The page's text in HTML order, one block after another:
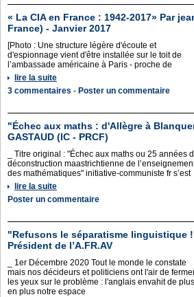
« La CIA en France : 1942-2017» Par
France) - Janvier 2017
[Photo : Une structure légère d'écoute et
d'espionnage vient d'être installée sur le toit de
l’ambassade américaine à Paris - proche de
lire la suite
3 commentaires - Poster un commentaire
"Échec aux maths : d'Allègre à
GASTAUD (IC - PRCF)
_ Titre original : "Échec aux maths ou 25 années
déconstruction maastrichtienne de
des mathématiques" initiative-communiste fr s’est
lire la suite
Poster un commentaire
"Refusons le séparatisme linguistique
Président de l’A.FR.AV
_ 1er Décembre 2020 Tout le monde le constate
mais nos décideurs et politiciens ont l'air de
les yeux sur le problème : l'anglais envahit de plus
en plus notre espace